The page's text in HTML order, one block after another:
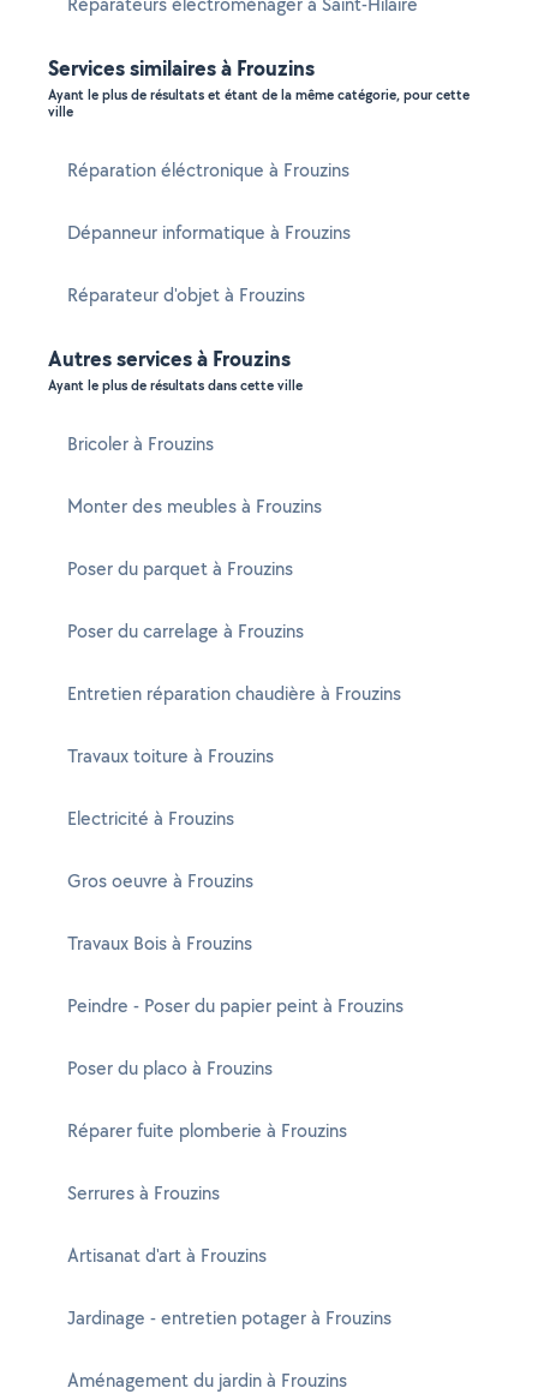
Services similaires à Frouzins
Ayant le plus de résultats et étant de la même catégorie, pour cette
ville
Réparation éléctronique à Frouzins
Dépanneur informatique à Frouzins
Réparateur d'objet à Frouzins
Autres services à Frouzins
Ayant le plus de résultats dans cette ville
Bricoler à Frouzins
Monter des meubles à Frouzins
Poser du parquet à Frouzins
Poser du carrelage à Frouzins
Entretien réparation chaudière à Frouzins
Travaux toiture à Frouzins
Electricité à Frouzins
Gros oeuvre à Frouzins
Travaux Bois à Frouzins
Peindre - Poser du papier peint à Frouzins
Poser du placo à Frouzins
Réparer fuite plomberie à Frouzins
Serrures à Frouzins
Artisanat d'art à Frouzins
Jardinage - entretien potager à Frouzins
Aménagement du jardin à Frouzins